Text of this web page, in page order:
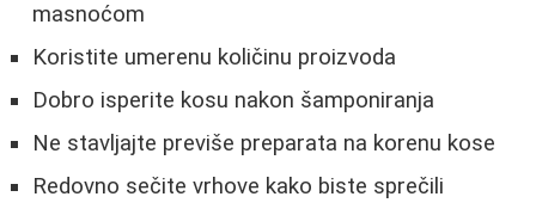
masnoćom
Koristite umerenu količinu proizvoda
Dobro isperite kosu nakon šamponiranja
Ne stavljajte previše preparata na korenu kose
Redovno sečite vrhove kako biste sprečili